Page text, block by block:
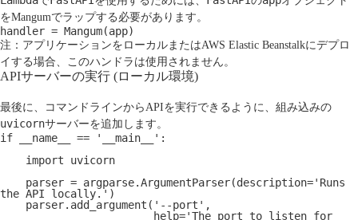
をMangumでラップする必要があります。
handler = Mangum(app)
注：アプリケーションをローカルまたはAWS Elastic Beanstalkにデプロ
イする場合、このハンドラは使用されません。
APIサーバーの実行 (ローカル環境)
最後に、コマンドラインからAPIを実行できるように、組み込みの
uvicornサーバーを追加します。
if __name__ == '__main__':
import uvicorn
the API locally.')
parser.add_argument('--port',